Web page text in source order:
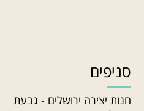
סניפים
חנות יצירה ירושלים - גבעת